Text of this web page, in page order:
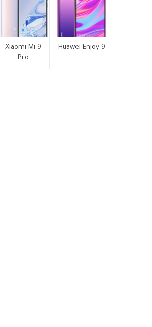
Xiaomi Mi 9
Pro
Huawei Enjoy 9